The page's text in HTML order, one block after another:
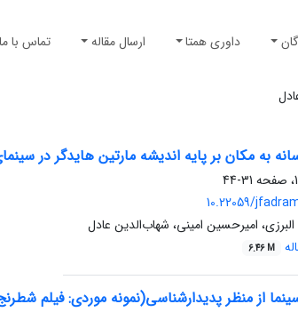
داوری همتا ارسال مقاله تماس با ما
به مکان بر پایه اندیشه مارتین هایدگر در
31-44
10.22059/
امیرحسین امینی، شهاب‌الدین عادل
6.46 M
از منظر پدیدارشناسی(نمونه موردی: فیلم